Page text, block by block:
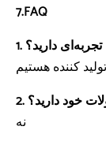
7.FAQ
تجربه‌ای دارید؟
خود دارید؟
نه